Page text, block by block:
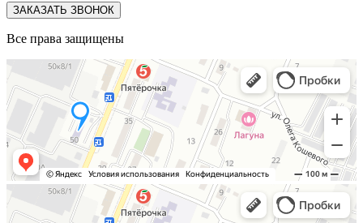
ЗАКАЗАТЬ ЗВОНОК
Все права защищены